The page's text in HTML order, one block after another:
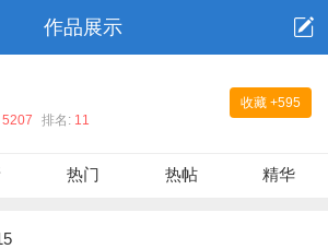
作品展示
收藏 +595
5207 排名: 11
热门 热帖 精华